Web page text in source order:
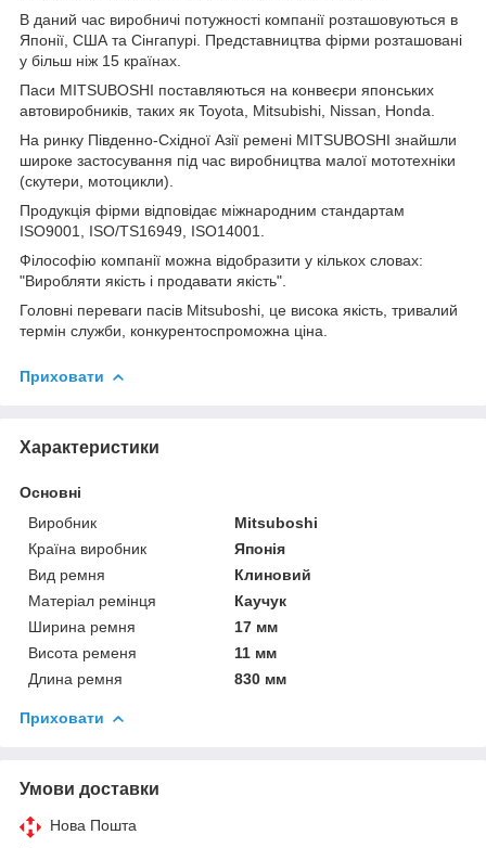
В даний час виробничі потужності компанії розташовуються в
Японії, США та Сінгапурі. Представництва фірми розташовані
у більш ніж 15 країнах.
Паси MITSUBOSHI поставляються на конвеєри японських
автовиробників, таких як Toyota, Mitsubishi, Nissan, Honda.
На ринку Південно-Східної Азії ремені MITSUBOSHI знайшли
широке застосування під час виробництва малої мототехніки
(скутери, мотоцикли).
Продукція фірми відповідає міжнародним стандартам
ISO9001, ISO/TS16949, ISO14001.
Філософію компанії можна відобразити у кількох словах:
"Виробляти якість і продавати якість".
Головні переваги пасів Mitsuboshi, це висока якість, тривалий
термін служби, конкурентоспроможна ціна.
Приховати
Характеристики
Основні
Виробник
Mitsuboshi
Країна виробник
Японія
Вид ремня
Клиновий
Матеріал ремінця
Каучук
Ширина ремня
17 мм
Висота ременя
11 мм
Длина ремня
830 мм
Приховати
Умови доставки
Нова Пошта